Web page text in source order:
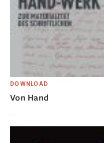
DOWNLOAD
Von Hand